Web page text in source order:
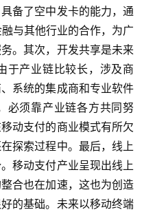
备了空中发卡的能力，通
与其他行业的合作，为广
。其次，开发共享是未来
于产业链比较长，涉及商
系统的集成商和专业软件
必须靠产业链各方共同努
动支付的商业模式有所欠
探索过程中。最后，线上
移动支付产业呈现出线上
合也在加速，这也为创造
的基础。未来以移动终端